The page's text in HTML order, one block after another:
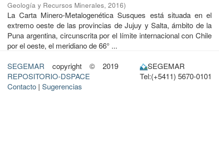
Geología y Recursos Minerales, 2016)
La Carta Minero-Metalogenética Susques está situada en el
extremo oeste de las provincias de Jujuy y Salta, ámbito de la
Puna argentina, circunscrita por el límite internacional con Chile
por el oeste, el meridiano de 66° ...
SEGEMAR copyright © 2019
REPOSITORIO-DSPACE
Contacto | Sugerencias
SEGEMAR
Tel:(+5411) 5670-0101